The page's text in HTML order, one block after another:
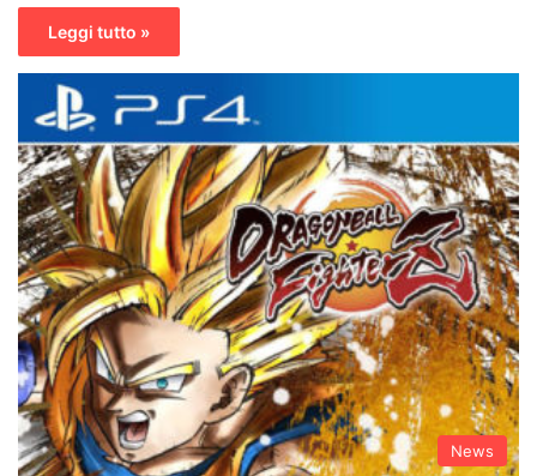
Leggi tutto »
News